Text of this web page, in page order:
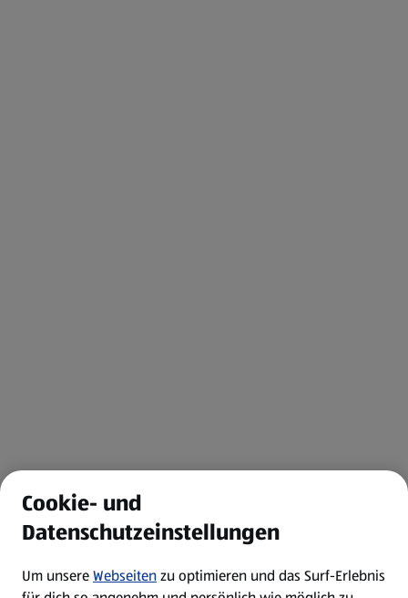
Cookie- und
Datenschutzeinstellungen
Um unsereWebseitenzu optimieren und das Surf-Erlebnis